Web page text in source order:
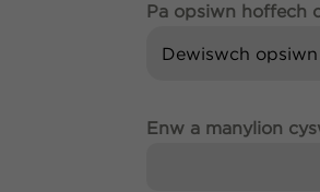
Pa opsiwn hoffech
Dewiswch opsiwn
Enw a manylion